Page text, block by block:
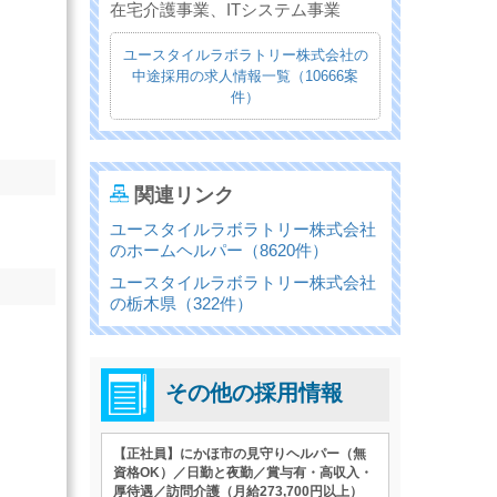
在宅介護事業、ITシステム事業
ユースタイルラボラトリー株式会社の
中途採用の求人情報一覧（10666案
件）
関連リンク
ユースタイルラボラトリー株式会社
のホームヘルパー（8620件）
ユースタイルラボラトリー株式会社
の栃木県（322件）
その他の採用情報
【正社員】にかほ市の見守りヘルパー（無
資格OK）／日勤と夜勤／賞与有・高収入・
厚待遇／訪問介護（月給273,700円以上）